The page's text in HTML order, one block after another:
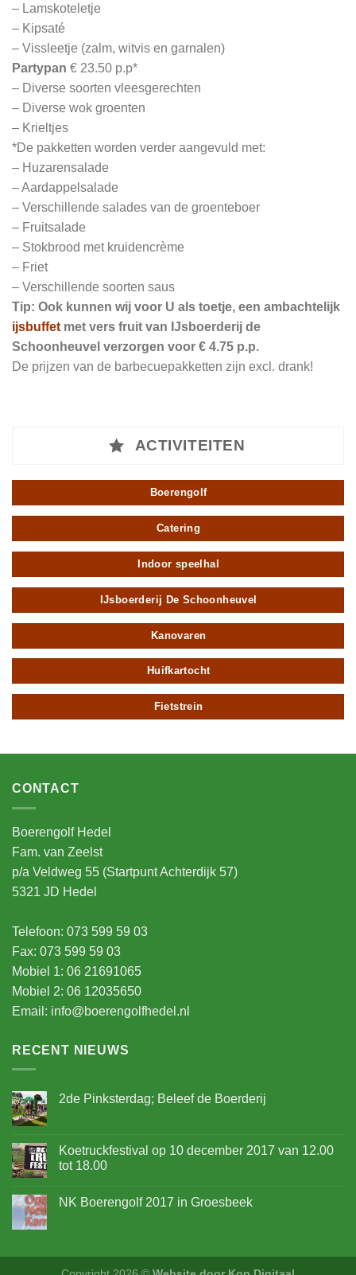
– Lamskoteletje
– Kipsaté
– Vissleetje (zalm, witvis en garnalen)
Partypan € 23.50 p.p*
– Diverse soorten vleesgerechten
– Diverse wok groenten
– Krieltjes
*De pakketten worden verder aangevuld met:
– Huzarensalade
– Aardappelsalade
– Verschillende salades van de groenteboer
– Fruitsalade
– Stokbrood met kruidencrème
– Friet
– Verschillende soorten saus
Tip: Ook kunnen wij voor U als toetje, een ambachtelijk
ijsbuffet met vers fruit van IJsboerderij de
Schoonheuvel verzorgen voor € 4.75 p.p.
De prijzen van de barbecuepakketten zijn excl. drank!
ACTIVITEITEN
Boerengolf
Catering
Indoor speelhal
IJsboerderij De Schoonheuvel
Kanovaren
Huifkartocht
Fietstrein
CONTACT
Boerengolf Hedel
Fam. van Zeelst
p/a Veldweg 55 (Startpunt Achterdijk 57)
5321 JD Hedel
Telefoon: 073 599 59 03
Fax: 073 599 59 03
Mobiel 1: 06 21691065
Mobiel 2: 06 12035650
Email: info@boerengolfhedel.nl
RECENT NIEUWS
2de Pinksterdag; Beleef de Boerderij
Koetruckfestival op 10 december 2017 van 12.00
tot 18.00
NK Boerengolf 2017 in Groesbeek